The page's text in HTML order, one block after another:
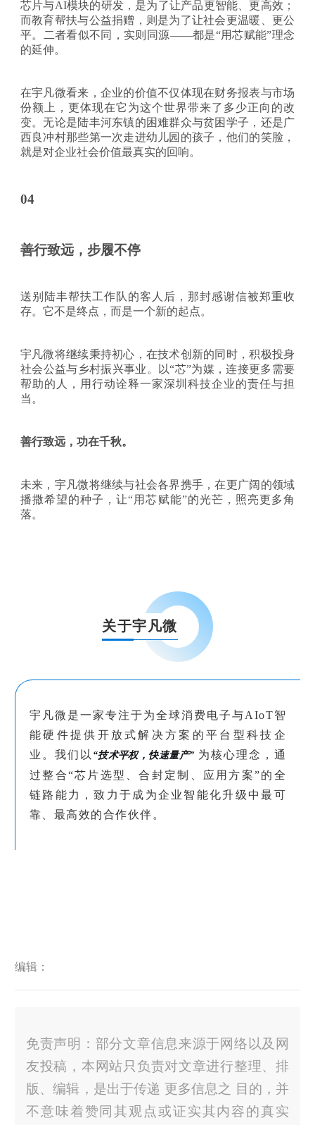
芯片与AI模块的研发，是为了让产品更智能、更高效；
而教育帮扶与公益捐赠，则是为了让社会更温暖、更公
平。二者看似不同，实则同源——都是“用芯赋能”理念
的延伸。
在宇凡微看来，企业的价值不仅体现在财务报表与市场
份额上，更体现在它为这个世界带来了多少正向的改
变。无论是陆丰河东镇的困难群众与贫困学子，还是广
西良冲村那些第一次走进幼儿园的孩子，他们的笑脸，
就是对企业社会价值最真实的回响。
04
善行致远，步履不停
送别陆丰帮扶工作队的客人后，那封感谢信被郑重收
存。它不是终点，而是一个新的起点。
宇凡微将继续秉持初心，在技术创新的同时，积极投身
社会公益与乡村振兴事业。以“芯”为媒，连接更多需要
帮助的人，用行动诠释一家深圳科技企业的责任与担
当。
善行致远，功在千秋。
未来，宇凡微将继续与社会各界携手，在更广阔的领域
播撒希望的种子，让“用芯赋能”的光芒，照亮更多角
落。
关于宇凡微
宇凡微是一家专注于为全球消费电子与AIoT智
能硬件提供开放式解决方案的平台型科技企
业。我们以 “技术平权，快速量产” 为核心理念，通
过整合“芯片选型、合封定制、应用方案”的全
链路能力，致力于成为企业智能化升级中最可
靠、最高效的合作伙伴。
编辑：
免责声明：部分文章信息来源于网络以及网
友投稿，本网站只负责对文章进行整理、排
版、编辑，是出于传递 更多信息之 目的，并
不意味着赞同其观点或证实其内容的真实